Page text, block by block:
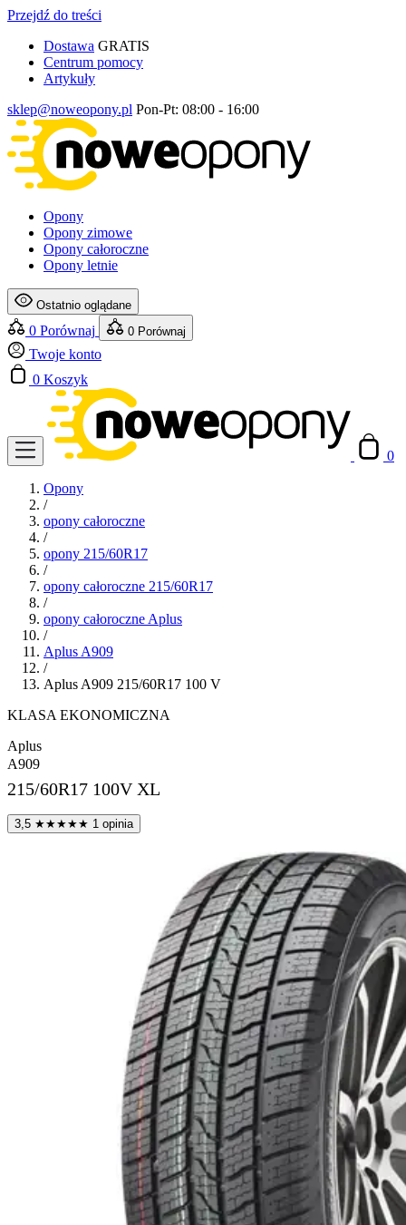
Przejdź do treści
Dostawa GRATIS
Centrum pomocy
Artykuły
sklep@noweopony.pl Pon-Pt: 08:00 - 16:00
Opony
Opony zimowe
Opony całoroczne
Opony letnie
Ostatnio oglądane
0 Porównaj 0 Porównaj
Twoje konto
0 Koszyk
0
Opony
/
opony całoroczne
/
opony 215/60R17
/
opony całoroczne 215/60R17
/
opony całoroczne Aplus
/
Aplus A909
/
Aplus A909 215/60R17 100 V
KLASA EKONOMICZNA
Aplus
A909
215/60R17 100V XL
3,5 ★★★★★ 1 opinia